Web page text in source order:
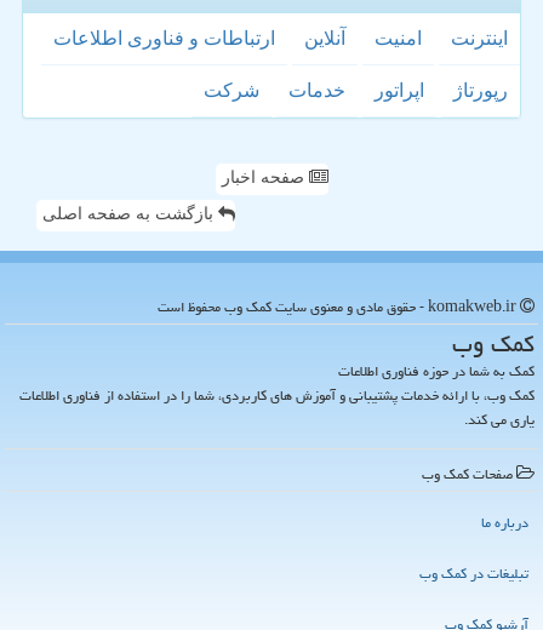
اینترنت امنیت آنلاین ارتباطات و فناوری اطلاعات
رپورتاژ اپراتور خدمات شركت
صفحه اخبار
بازگشت به صفحه اصلی
كمك وب
کمک به شما در حوزه فناوری اطلاعات
کمک وب، با ارائه خدمات پشتیبانی و آموزش های کاربردی، شما را در استفاده از فناوری اطلاعات
یاری می کند.
صفحات كمك وب
درباره ما
تبلیغات در كمك وب